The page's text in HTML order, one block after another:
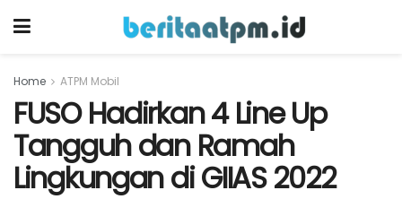
Home ATPM Mobil
FUSO Hadirkan 4 Line Up
Tangguh dan Ramah
Lingkungan di GIIAS 2022